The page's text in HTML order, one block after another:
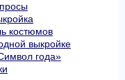
костюмов
выкройке
года»